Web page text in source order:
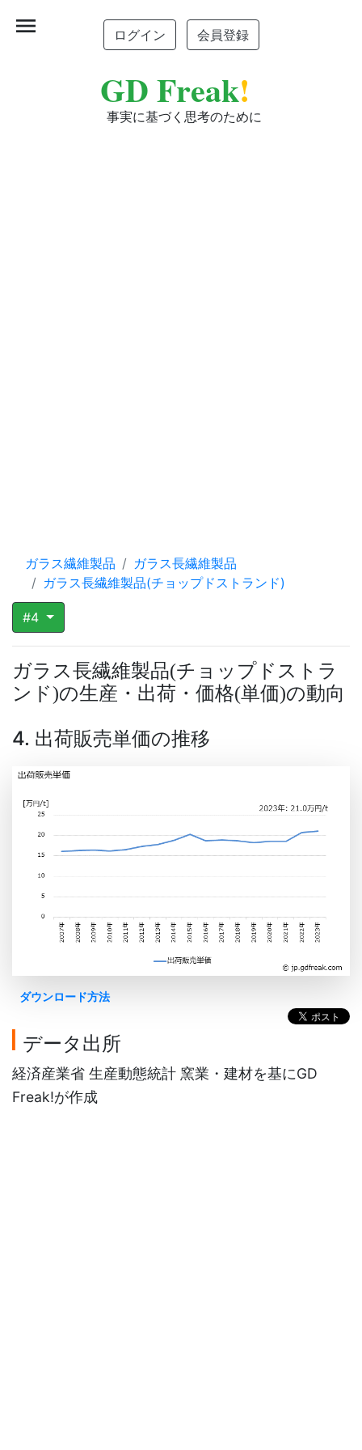
ログイン 会員登録
GD Freak!
事実に基づく思考のために
menu
ガラス繊維製品
ガラス長繊維製品
ガラス長繊維製品(チョップドストランド)
#4
ガラス長繊維製品(チョップドストラ
ンド)の生産・出荷・価格(単価)の動向
4. 出荷販売単価の推移
ダウンロード方法
データ出所
経済産業省 生産動態統計 窯業・建材を基にGD
Freak!が作成